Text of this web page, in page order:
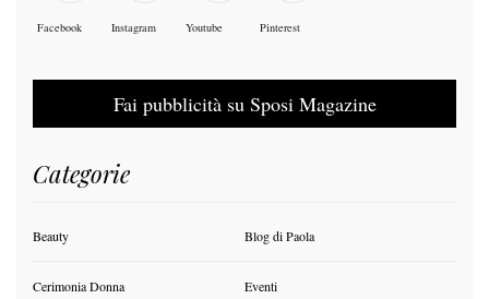
Facebook Instagram Youtube Pinterest
Fai pubblicità su Sposi Magazine
Categorie
Beauty Blog di Paola
Cerimonia Donna Eventi